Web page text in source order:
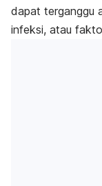
dapat terganggu
infeksi, atau